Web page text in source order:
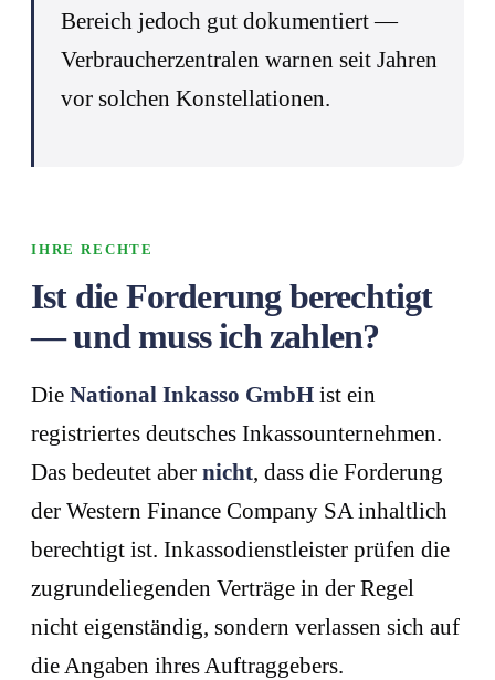
Bereich jedoch gut dokumentiert —
Verbraucherzentralen warnen seit Jahren
vor solchen Konstellationen.
IHRE RECHTE
Ist die Forderung berechtigt
— und muss ich zahlen?
Die National Inkasso GmbH ist ein
registriertes deutsches Inkassounternehmen.
Das bedeutet aber nicht, dass die Forderung
der Western Finance Company SA inhaltlich
berechtigt ist. Inkassodienstleister prüfen die
zugrundeliegenden Verträge in der Regel
nicht eigenständig, sondern verlassen sich auf
die Angaben ihres Auftraggebers.